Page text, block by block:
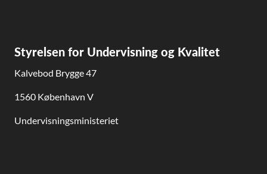
Styrelsen for Undervisning og Kvalitet
Kalvebod Brygge 47
1560 København V
Undervisningsministeriet